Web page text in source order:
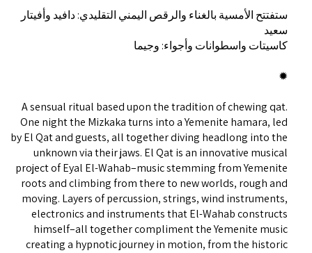
ستفتتح الأمسية بالغناء والرقص اليمني التقليدي: دافيد وأفيتار
سعيد
كاسيتات واسطوانات وأجواء: وجيما
✹
A sensual ritual based upon the tradition of chewing qat.
One night the Mizkaka turns into a Yemenite hamara, led
by El Qat and guests, all together diving headlong into the
unknown via their jaws. El Qat is an innovative musical
project of Eyal El-Wahab–music stemming from Yemenite
roots and climbing from there to new worlds, rough and
moving. Layers of percussion, strings, wind instruments,
electronics and instruments that El-Wahab constructs
himself–all together compliment the Yemenite music
creating a hypnotic journey in motion, from the historic